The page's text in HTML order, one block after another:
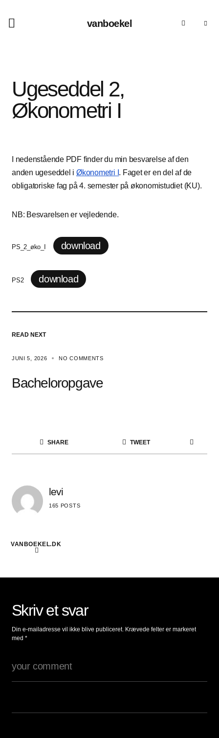
vanboekel
Ugeseddel 2,
Økonometri I
I nedenstående PDF finder du min besvarelse af den
anden ugeseddel i Økonometri I . Faget er en del af de
obligatoriske fag på 4. semester på økonomistudiet (KU).
NB: Besvarelsen er vejledende.
PS_2_øko_I download
PS2 download
READ NEXT
JUNI 5, 2026 NO COMMENTS
Bacheloropgave
SHARE TWEET
levi
165 POSTS
VANBOEKEL.DK
Skriv et svar
Din e-mailadresse vil ikke blive publiceret. Krævede felter er markeret
med *